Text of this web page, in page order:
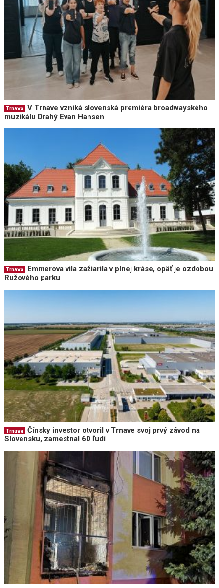
Trnava
V Trnave vzniká slovenská premiéra broadwayského
muzikálu Drahý Evan Hansen
Trnava
Emmerova vila zažiarila v plnej kráse, opäť je ozdobou
Ružového parku
Trnava
Čínsky investor otvoril v Trnave svoj prvý závod na
Slovensku, zamestnal 60 ľudí